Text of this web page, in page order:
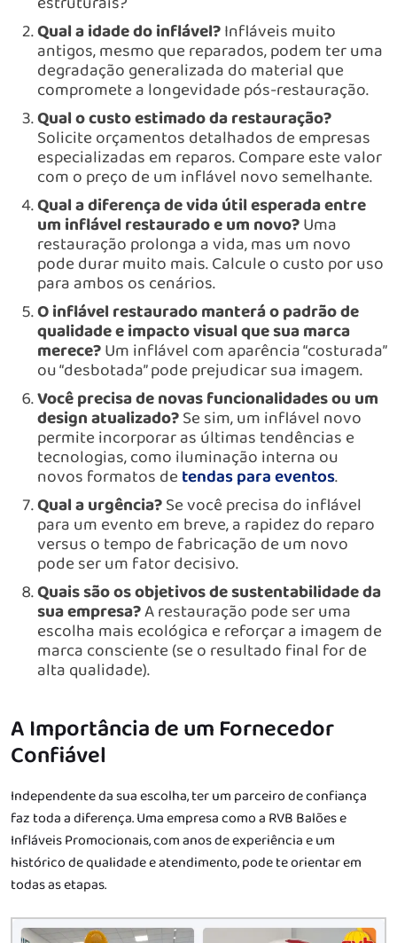
Qual a idade do inflável?Infláveis muito
antigos, mesmo que reparados, podem ter uma
degradação generalizada do material que
compromete a longevidade pós-restauração.
Qual o custo estimado da restauração?
Solicite orçamentos detalhados de empresas
especializadas em reparos. Compare este valor
com o preço de um inflável novo semelhante.
Qual a diferença de vida útil esperada entre
um inflável restaurado e um novo?Uma
restauração prolonga a vida, mas um novo
pode durar muito mais. Calcule o custo por uso
para ambos os cenários.
O inflável restaurado manterá o padrão de
qualidade e impacto visual que sua marca
merece?Um inflável com aparência “costurada”
ou “desbotada” pode prejudicar sua imagem.
Você precisa de novas funcionalidades ou um
design atualizado?Se sim, um inflável novo
permite incorporar as últimas tendências e
tecnologias, como iluminação interna ou
novos formatos detendas para eventos.
Qual a urgência?Se você precisa do inflável
para um evento em breve, a rapidez do reparo
versus o tempo de fabricação de um novo
pode ser um fator decisivo.
Quais são os objetivos de sustentabilidade da
sua empresa?A restauração pode ser uma
escolha mais ecológica e reforçar a imagem de
marca consciente (se o resultado final for de
alta qualidade).
A Importância de um Fornecedor
Confiável
Independente da sua escolha, ter um parceiro de confiança
faz toda a diferença. Uma empresa como a RVB Balões e
Infláveis Promocionais, com anos de experiência e um
histórico de qualidade e atendimento, pode te orientar em
todas as etapas.